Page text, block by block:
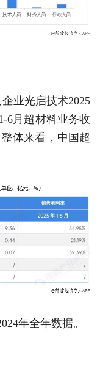
业光启技术2025
6月超材料业务收
体来看，中国超
年全年数据。